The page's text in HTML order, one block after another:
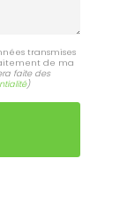
transmises
de ma
faite des
)